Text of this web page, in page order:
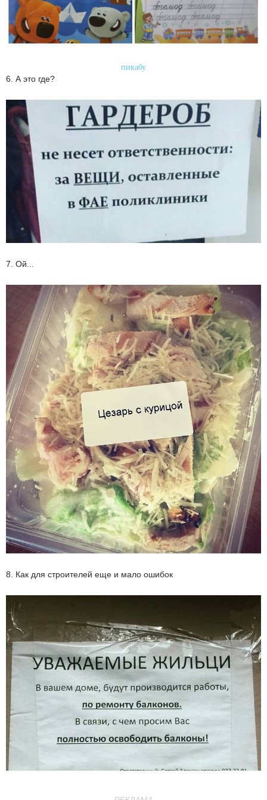
пикабу
6. А это где?
7. Ой...
8. Как для строителей еще и мало ошибок